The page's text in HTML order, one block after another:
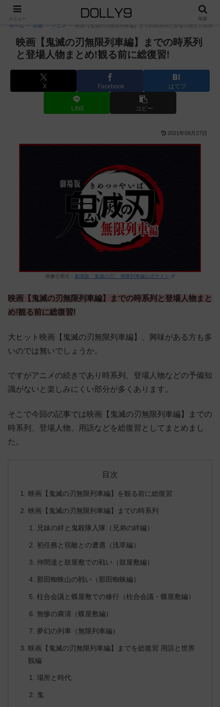
PR
ホーム 邦画 アニメ 映画【鬼滅の刃無限列車編】までの時系列と登場人物まとめ!観
映画【鬼滅の刃無限列車編】までの時系列
と登場人物まとめ!観る前に総復習!
X Facebook はてブ
LINE コピー
2021年09月27日
画像引用元： 劇場版「鬼滅の刃」 無限列車編公式サイト
映画【鬼滅の刃無限列車編】までの時系列と登場人物まと
め!観る前に総復習!
大ヒット映画【鬼滅の刃無限列車編】、興味がある方も多
いのでは無いでしょうか。
ですがアニメの続きであり時系列、登場人物などの予備知
識がないと楽しみにくい部分が多くあります。
そこで今回の記事では映画【鬼滅の刃無限列車編】までの
時系列、登場人物、用語などを総復習としてまとめまし
た。
目次
映画【鬼滅の刃無限列車編】を観る前に総復習
映画【鬼滅の刃無限列車編】までの時系列
兄妹の絆と鬼殺隊入隊（兄弟の絆編）
初任務と宿敵との遭遇（浅草編）
仲間達と鼓屋敷での戦い（鼓屋敷編）
那田蜘蛛山の戦い（那田蜘蛛編）
柱合会議と蝶屋敷での修行（柱合会議・蝶屋敷編）
無惨の粛清（蝶屋敷編）
夢幻の列車（無限列車編）
映画【鬼滅の刃無限列車編】までを総復習 用語と世界
観編
場所と時代
鬼
メニュー 検索